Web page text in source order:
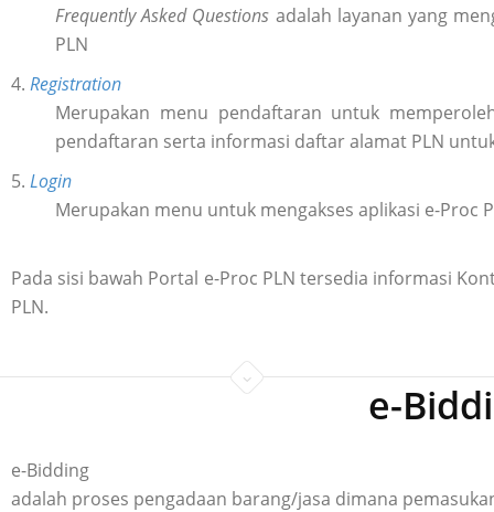
Frequently Asked Questions adalah layanan yang
PLN
4. Registration
Merupakan menu pendaftaran untuk
pendaftaran serta informasi daftar alamat PLN
5. Login
Merupakan menu untuk mengakses aplikasi e-
Pada sisi bawah Portal e-Proc PLN tersedia informasi
PLN.
e-
e-Bidding
adalah proses pengadaan barang/jasa dimana